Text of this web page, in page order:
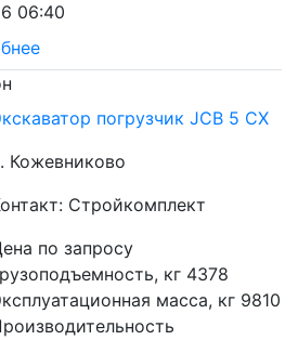
06:40
погрузчик JCB 5 CX
Кожевниково
Стройкомплект
по запросу
кг 4378
масса, кг 9810